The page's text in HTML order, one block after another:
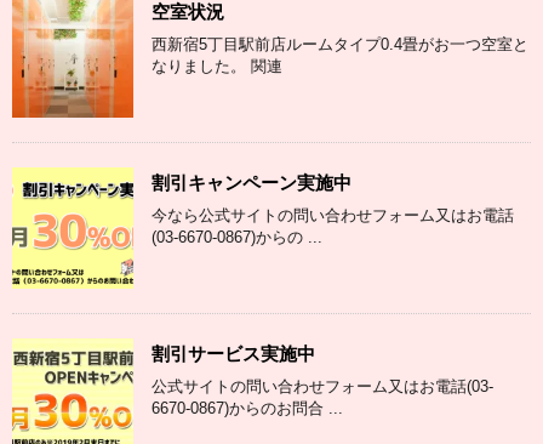
空室状況
西新宿5丁目駅前店ルームタイプ0.4畳がお一つ空室と
なりました。 関連
割引キャンペーン実施中
今なら公式サイトの問い合わせフォーム又はお電話
(03-6670-0867)からの ...
割引サービス実施中
公式サイトの問い合わせフォーム又はお電話(03-
6670-0867)からのお問合 ...